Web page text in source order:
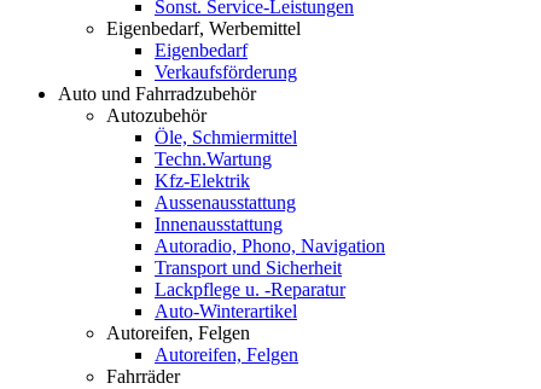
Sonst. Service-Leistungen
Eigenbedarf, Werbemittel
Eigenbedarf
Verkaufsförderung
Auto und Fahrradzubehör
Autozubehör
Öle, Schmiermittel
Techn.Wartung
Kfz-Elektrik
Aussenausstattung
Innenausstattung
Autoradio, Phono, Navigation
Transport und Sicherheit
Lackpflege u. -Reparatur
Auto-Winterartikel
Autoreifen, Felgen
Autoreifen, Felgen
Fahrräder